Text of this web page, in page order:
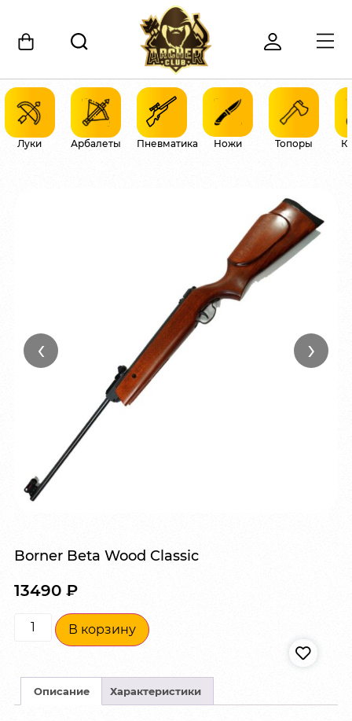
Луки Арбалеты Пневматика Ножи Топоры
‹ ›
Borner Beta Wood Classic
13490 ₽
В корзину
Описание Характеристики